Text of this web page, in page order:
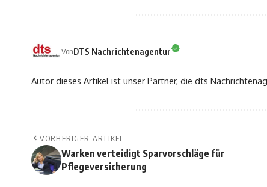
VonDTS Nachrichtenagentur
Autor dieses Artikel ist unser Partner, die dts
VORHERIGER ARTIKEL
Warken verteidigt Sparvorschläge für
Pflegeversicherung